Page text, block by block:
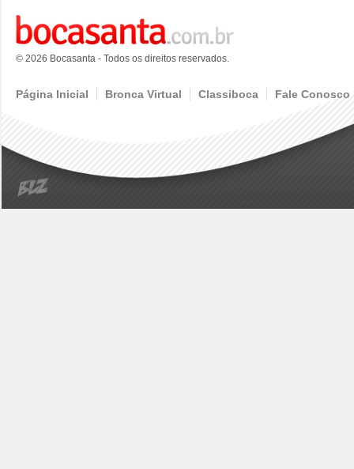
© 2026 Bocasanta - Todos os direitos reservados.
Página Inicial Bronca Virtual Classiboca Fale Conosco